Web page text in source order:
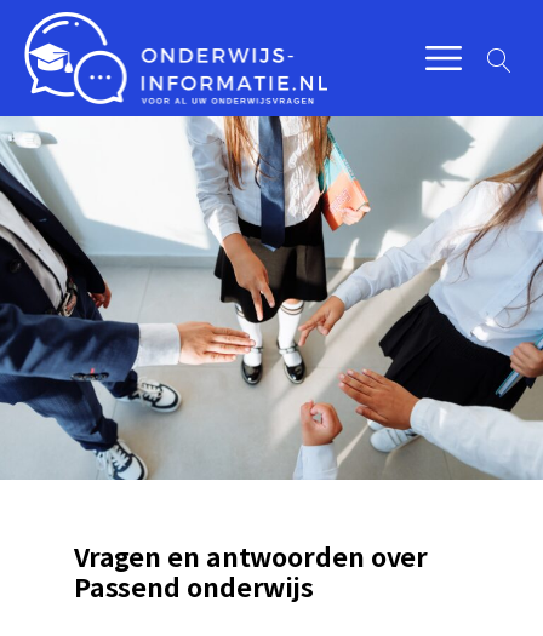
Vragen en antwoorden over
Passend onderwijs